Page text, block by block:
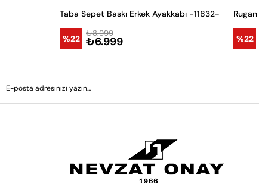
Taba Sepet Baskı Erkek Ayakkabı -11832-
%22 ₺6.999
₺8.999
%22